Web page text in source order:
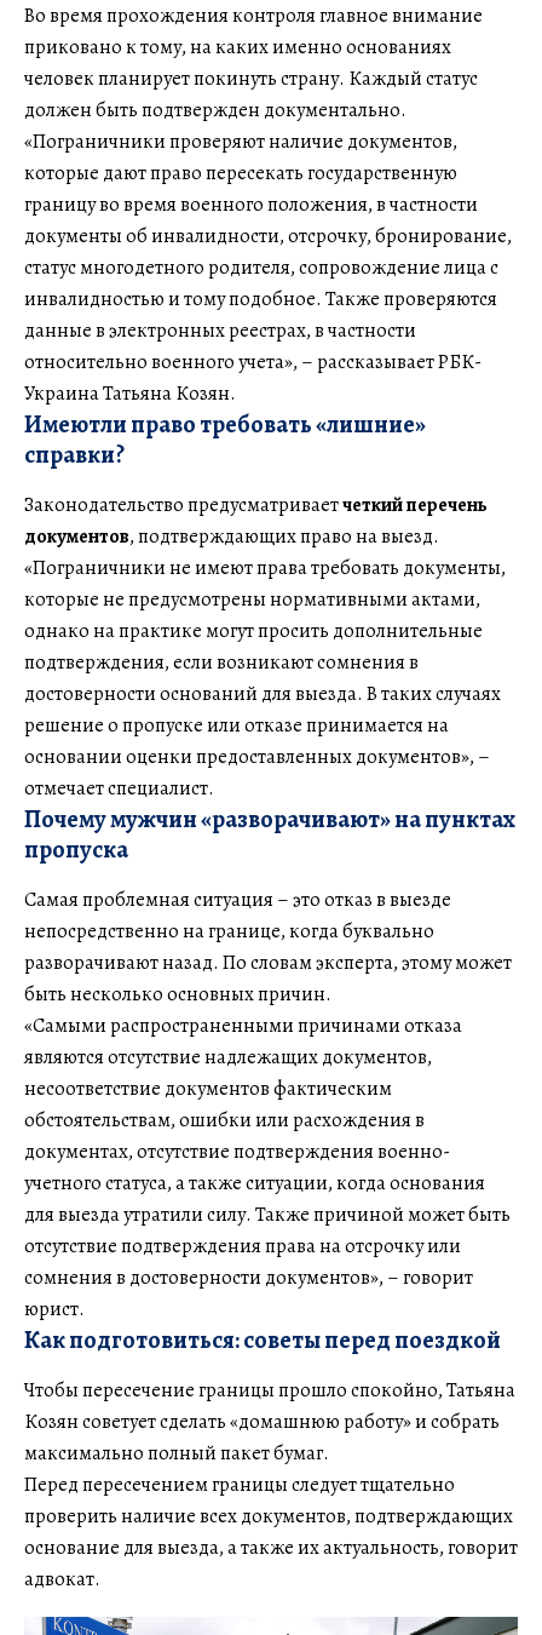
Во время прохождения контроля главное внимание
приковано к тому, на каких именно основаниях
человек планирует покинуть страну. Каждый статус
должен быть подтвержден документально.
«Пограничники проверяют наличие документов,
которые дают право пересекать государственную
границу во время военного положения, в частности
документы об инвалидности, отсрочку, бронирование,
статус многодетного родителя, сопровождение лица с
инвалидностью и тому подобное. Также проверяются
данные в электронных реестрах, в частности
относительно военного учета», – рассказывает РБК-
Украина Татьяна Козян.
Имеютлиправо требовать «лишние»
справки?
Законодательство предусматриваетчеткий перечень
документов, подтверждающих право на выезд.
«Пограничники не имеют права требовать документы,
которые не предусмотрены нормативными актами,
однако на практике могут просить дополнительные
подтверждения, если возникают сомнения в
достоверности оснований для выезда. В таких случаях
решение о пропуске или отказе принимается на
основании оценки предоставленных документов», –
отмечает специалист.
Почему мужчин «разворачивают» на пунктах
пропуска
Самая проблемная ситуация – это отказ в выезде
непосредственно на границе, когда буквально
разворачивают назад. По словам эксперта, этому может
быть несколько основных причин.
«Самыми распространенными причинами отказа
являются отсутствие надлежащих документов,
несоответствие документов фактическим
обстоятельствам, ошибки или расхождения в
документах, отсутствие подтверждения военно-
учетного статуса, а также ситуации, когда основания
для выезда утратили силу. Также причиной может быть
отсутствие подтверждения права на отсрочку или
сомнения в достоверности документов», – говорит
юрист.
Как подготовиться: советы перед поездкой
Чтобы пересечение границы прошло спокойно, Татьяна
Козян советует сделать «домашнюю работу» и собрать
максимально полный пакет бумаг.
Перед пересечением границы следует тщательно
проверить наличие всех документов, подтверждающих
основание для выезда, а также их актуальность, говорит
адвокат.